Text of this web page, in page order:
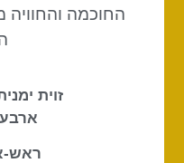
החוכמה
זוית
ראש-